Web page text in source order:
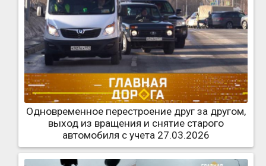
Одновременное перестроение друг за другом,
выход из вращения и снятие старого
автомобиля с учета 27.03.2026